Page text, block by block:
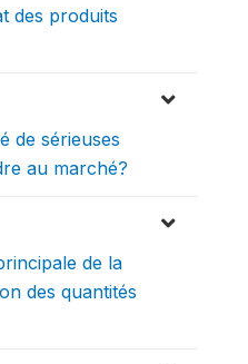
des produits
de sérieuses
au marché?
de la
des quantités